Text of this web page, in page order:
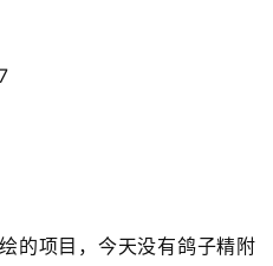
的项目，今天没有鸽子精附